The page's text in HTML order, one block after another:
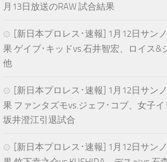
月13日放送のRAW 試合結果
[新日本プロレス･速報] 1月12日サン
果 ゲイブ･キッドvs.石井智宏、ロイス&
他
[新日本プロレス･速報] 1月12日サン
果 ファンタズモvs.ジェフ･コブ、女子イ
坂井澄江引退試合
[新日本プロレス･速報] 1月12日サン